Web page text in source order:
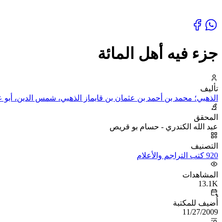
جزء فيه أهل المائة
تأليف
الذهبي؛ محمد بن أحمد بن عثمان بن قايماز الذهبي، شمس الدين، أبو
المحقق
عبد الله الكندري - حسام بو قريص
التصنيف
920 كتب التراجم والأعلام
المشاهدات
13.1K
أُضيف للمكتبة
11/27/2009